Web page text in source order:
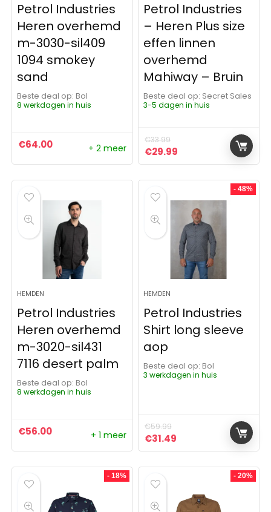
Petrol Industries
Heren overhemd
m-3030-sil409
1094 smokey
sand
Beste deal op:
Bol
8 werkdagen in huis
€64.00 + 2 meer
Petrol Industries
– Heren Plus size
effen linnen
overhemd
Mahiway – Bruin
Beste deal op:
Secret Sales
3-5 dagen in huis
€33.99
Oorspronkelijke prijs
€29.99 Huidige prijs is:
HEMDEN
Petrol Industries
Heren overhemd
m-3020-sil431
7116 desert palm
Beste deal op:
Bol
8 werkdagen in huis
€56.00 + 1 meer
- 48%
HEMDEN
Petrol Industries
Shirt long sleeve
aop
Beste deal op:
Bol
3 werkdagen in huis
€59.99
Oorspronkelijke prijs
€31.49 Huidige prijs is:
- 18% - 20%